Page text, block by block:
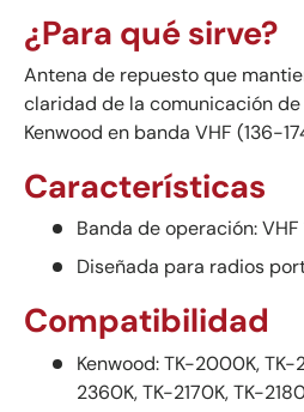
¿Para qué sirve?
Antena de repuesto que
claridad de la comunicación
Kenwood en banda VHF (136-
Características
Banda de operación: VHF
Diseñada para radios
Compatibilidad
Kenwood: TK-2000K, TK-
2360K, TK-2170K, TK-